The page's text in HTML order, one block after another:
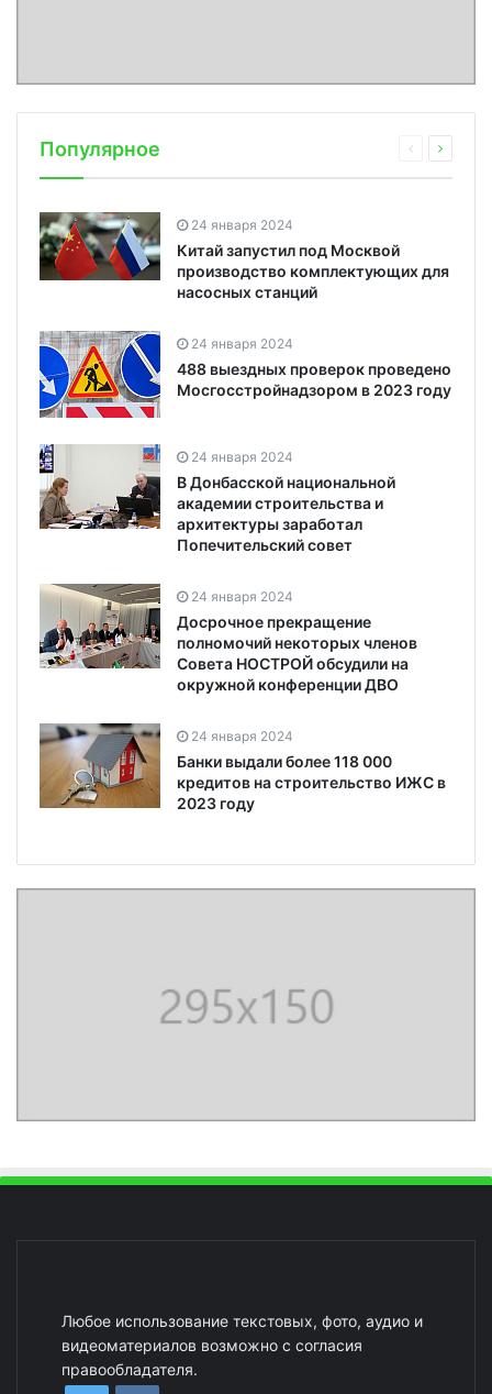
Популярное
24 января 2024
Китай запустил под Москвой
производство комплектующих для
насосных станций
24 января 2024
488 выездных проверок проведено
Мосгосстройнадзором в 2023 году
24 января 2024
В Донбасской национальной
академии строительства и
архитектуры заработал
Попечительский совет
24 января 2024
Досрочное прекращение
полномочий некоторых членов
Совета НОСТРОЙ обсудили на
окружной конференции ДВО
24 января 2024
Банки выдали более 118 000
кредитов на строительство ИЖС в
2023 году
Любое использование текстовых, фото, аудио и
видеоматериалов возможно с согласия
правообладателя.